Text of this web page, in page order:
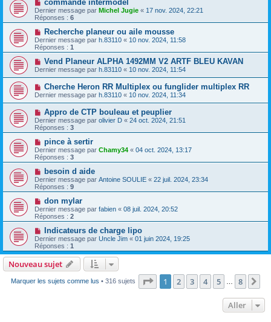
commande intermodel
Dernier message par Michel Jugie « 17 nov. 2024, 22:21
Réponses : 6
Recherche planeur ou aile mousse
Dernier message par h.83110 « 10 nov. 2024, 11:58
Réponses : 1
Vend Planeur ALPHA 1492MM V2 ARTF BLEU KAVAN
Dernier message par h.83110 « 10 nov. 2024, 11:54
Cherche Heron RR Multiplex ou funglider multiplex RR
Dernier message par h.83110 « 10 nov. 2024, 11:34
Appro de CTP bouleau et peuplier
Dernier message par olivier D « 24 oct. 2024, 21:51
Réponses : 3
pince à sertir
Dernier message par Chamy34 « 04 oct. 2024, 13:17
Réponses : 3
besoin d aide
Dernier message par Antoine SOULIE « 22 juil. 2024, 23:34
Réponses : 9
don mylar
Dernier message par fabien « 08 juil. 2024, 20:52
Réponses : 2
Indicateurs de charge lipo
Dernier message par Uncle Jim « 01 juin 2024, 19:25
Réponses : 1
Nouveau sujet
Marquer les sujets comme lus • 316 sujets Page 1sur8
1 2 3 4 5 8
Aller